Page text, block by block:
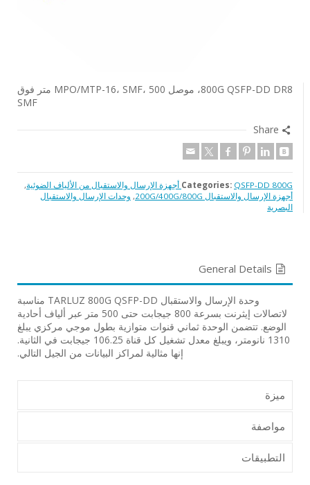
800G QSFP-DD DR8، موصل MPO/MTP-16، SMF، 500 متر فوق
SMF
Share
Categories: QSFP-DD 800G أجهزة الإرسال والاستقبال من الألياف الضوئية
,
أجهزة الإرسال والاستقبال 200G/400G/800G
, وحدات الإرسال والاستقبال
البصرية
General Details
وحدة الإرسال والاستقبال TARLUZ 800G QSFP-DD مناسبة
لاتصالات إيثرنت بسرعة 800 جيجابت حتى 500 متر عبر ألياف أحادية
الوضع. تتضمن الوحدة ثماني قنوات متوازية بطول موجي مركزي يبلغ
1310 نانومتر، ويبلغ معدل تشغيل كل قناة 106.25 جيجابت في الثانية.
إنها مثالية لمراكز البيانات من الجيل التالي.
ميزة
مواصفة
التطبيقات